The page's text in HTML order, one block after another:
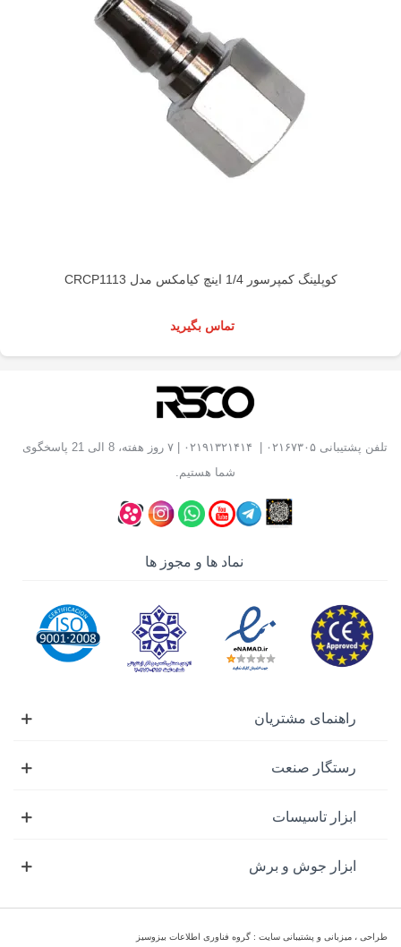
کوپلینگ کمپرسور 1/4 اینچ کیامکس مدل CRCP1113
تماس بگیرید
تلفن پشتیبانی ۰۲۱۶۷۳۰۵
| ۷ روز هفته، 8 الی 21 پاسخگوی
شما هستیم.
نماد ها و مجوز ها
راهنمای مشتریان
رستگار صنعت
ابزار تاسیسات
ابزار جوش و برش
طراحی ، میزبانی و پشتیبانی سایت : گروه فناوری اطلاعات بیزوسیز